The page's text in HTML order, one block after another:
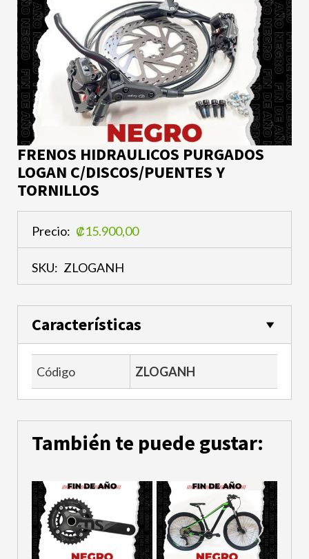
FRENOS HIDRAULICOS PURGADOS
LOGAN C/DISCOS/PUENTES Y
TORNILLOS
Precio: ₡15.900,00
SKU: ZLOGANH
Características
Código ZLOGANH
También te puede gustar: